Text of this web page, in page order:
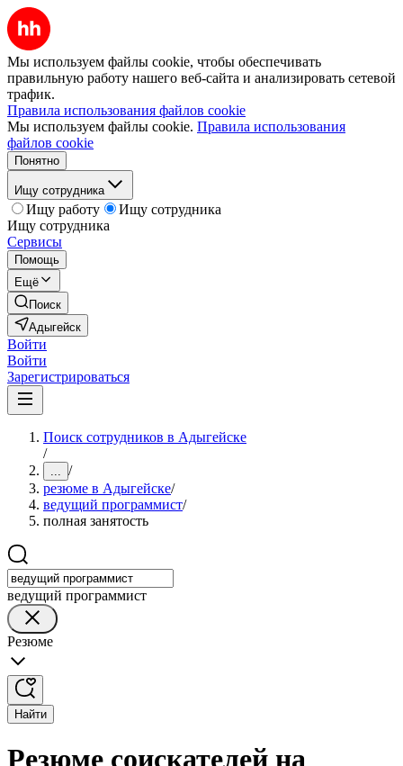
Мы используем файлы cookie, чтобы обеспечивать
правильную работу нашего веб-сайта и анализировать сетевой
трафик.
Правила использования файлов cookie
Мы используем файлы cookie. Правила использования
файлов cookie
Понятно
Ищу сотрудника
Ищу работу
Ищу сотрудника
Ищу сотрудника
Сервисы
Помощь
Ещё
Поиск
Адыгейск
Войти
Войти
Зарегистрироваться
Поиск сотрудников в Адыгейске
/
... /
резюме в Адыгейске/
ведущий программист/
полная занятость
ведущий программист
Резюме
Найти
Резюме соискателей на